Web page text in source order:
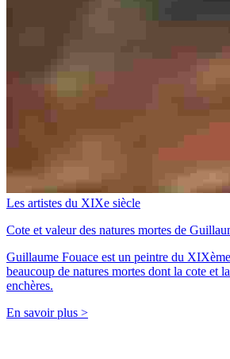
Les artistes du XIXe siècle
Cote et valeur des natures mortes de
Guillaume Fouace est un peintre du
beaucoup de natures mortes dont la cote et
enchères.
En savoir plus >